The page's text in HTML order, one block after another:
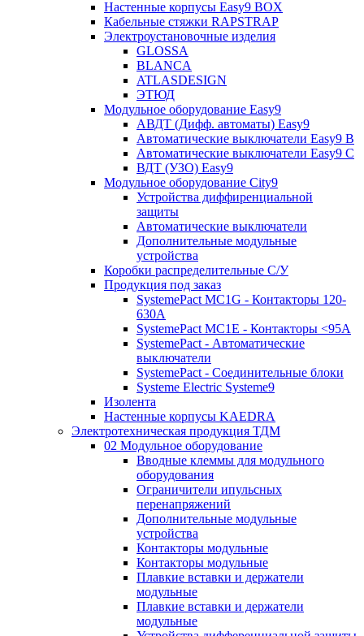
Настенные корпусы Easy9 BOX
Кабельные стяжки RAPSTRAP
Электроустановочные изделия
GLOSSA
BLANCA
ATLASDESIGN
ЭТЮД
Модульное оборудование Easy9
АВДТ (Дифф. автоматы) Easy9
Автоматические выключатели Easy9 В
Автоматические выключатели Easy9 С
ВДТ (УЗО) Easy9
Модульное оборудование City9
Устройства диффиренциальной
защиты
Автоматические выключатели
Дополнительные модульные
устройства
Коробки распределительные C/У
Продукция под заказ
SystemePact MC1G - Контакторы 120-
630A
SystemePact MC1E - Контакторы <95A
SystemePact - Автоматические
выключатели
SystemePact - Соединительные блоки
Systeme Electric Systeme9
Изолента
Настенные корпусы KAEDRA
Электротехническая продукция ТДМ
02 Модульное оборудование
Вводные клеммы для модульного
оборудования
Ограничители ипульсных
перенапряжений
Дополнительные модульные
устройства
Контакторы модульные
Контакторы модульные
Плавкие вставки и держатели
модульные
Плавкие вставки и держатели
модульные